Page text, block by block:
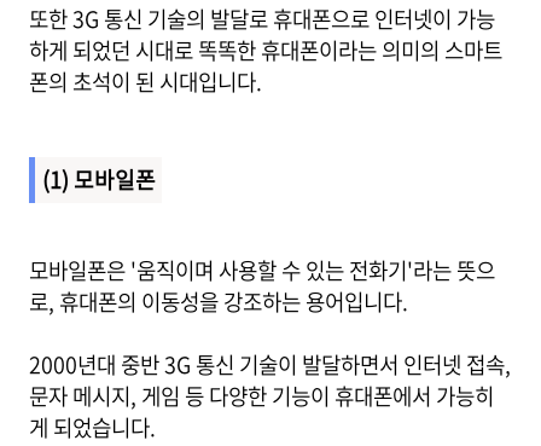
또한 3G 통신 기술의 발달로 휴대폰으로 인터넷이 가능
하게 되었던 시대로 똑똑한 휴대폰이라는 의미의 스마트
폰의 초석이 된 시대입니다.
(1) 모바일폰
모바일폰은 '움직이며 사용할 수 있는 전화기'라는 뜻으
로, 휴대폰의 이동성을 강조하는 용어입니다.
2000년대 중반 3G 통신 기술이 발달하면서 인터넷 접속,
문자 메시지, 게임 등 다양한 기능이 휴대폰에서 가능히
게 되었습니다.